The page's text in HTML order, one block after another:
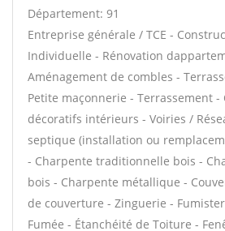
Département: 91
Entreprise générale / TCE -
Individuelle - Rénovation
Aménagement de combles -
Petite maçonnerie - Terrassement -
décoratifs intérieurs - Voiries /
septique (installation ou
- Charpente traditionnelle bois -
bois - Charpente métallique -
de couverture - Zinguerie -
Fumée - Étanchéité de Toiture -